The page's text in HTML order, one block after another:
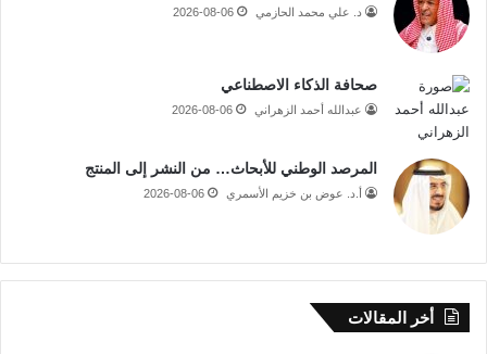
د. علي محمد الحازمي 2026-08-06
صحافة الذكاء الاصطناعي
عبدالله أحمد الزهراني 2026-08-06
المرصد الوطني للأبحاث… من النشر إلى المنتج
أ.د. عوض بن خزيم الأسمري 2026-08-06
أخر المقالات